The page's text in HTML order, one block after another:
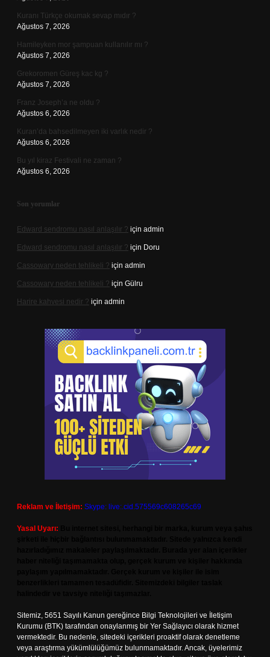
Kuranı Türkçe okumak sevap mıdır ?
Ağustos 7, 2026
Hamileyken mor şampuan kullanılır mı ?
Ağustos 7, 2026
Grekoromen Güreş kac kg ?
Ağustos 7, 2026
Franz Joseph’a ne oldu ?
Ağustos 6, 2026
Kuran’da bahsedilmeyen iki varlık nedir ?
Ağustos 6, 2026
Bu yıl kiraz Festivali ne zaman ?
Ağustos 6, 2026
Son yorumlar
Edward sendromu nasıl anlaşılır ? için admin
Edward sendromu nasıl anlaşılır ? için Doru
Cassowary neden tehlikeli ? için admin
Cassowary neden tehlikeli ? için Gülru
Harire kahvesi nedir ? için admin
Reklam ve İletişim: Skype: live:.cid.575569c608265c69
Yasal Uyarı:
Sitemiz, 5651 Sayılı Kanun gereğince Bilgi Teknolojileri ve İletişim
Kurumu (BTK) tarafından onaylanmış bir Yer Sağlayıcı olarak hizmet
vermektedir. Bu nedenle, sitedeki içerikleri proaktif olarak denetleme
veya araştırma yükümlülüğümüz bulunmamaktadır. Ancak, üyelerimiz